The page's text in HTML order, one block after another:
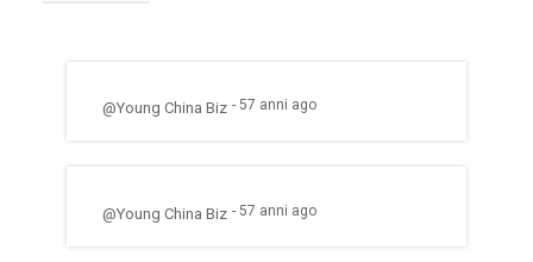
@Young China Biz - 57 anni ago
@Young China Biz - 57 anni ago